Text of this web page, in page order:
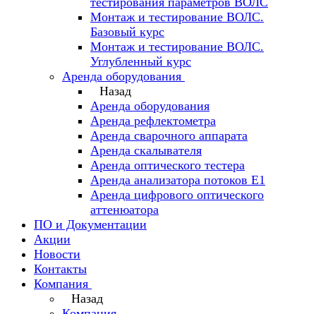
Монтаж и тестирование ВОЛС.
Базовый курс
Монтаж и тестирование ВОЛС.
Углубленный курс
Аренда оборудования
Назад
Аренда оборудования
Аренда рефлектометра
Аренда сварочного аппарата
Аренда скалывателя
Аренда оптического тестера
Аренда анализатора потоков Е1
Аренда цифрового оптического
аттенюатора
ПО и Документации
Акции
Новости
Контакты
Компания
Назад